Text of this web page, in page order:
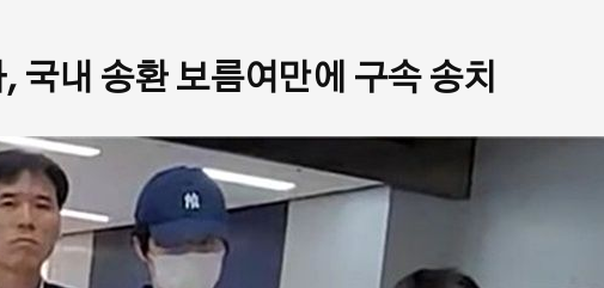
국내 송환 보름여만에 구속 송치